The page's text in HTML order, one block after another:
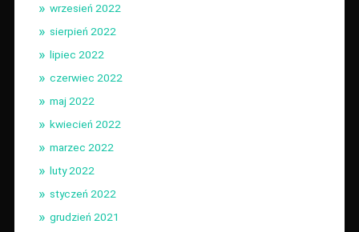
wrzesień 2022
sierpień 2022
lipiec 2022
czerwiec 2022
maj 2022
kwiecień 2022
marzec 2022
luty 2022
styczeń 2022
grudzień 2021